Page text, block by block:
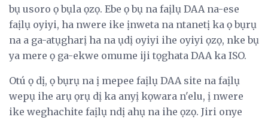
bụ usoro ọ bụla ọzọ. Ebe ọ bụ na faịlụ DAA na-ese
faịlụ oyiyi, ha nwere ike ịnweta na ntanetị ka ọ bụrụ
na a ga-atụgharị ha na ụdị oyiyi ihe oyiyi ọzọ, nke bụ
ya mere ọ ga-ekwe omume iji tọghata DAA ka ISO.
Otú ọ dị, ọ bụrụ na ị mepee faịlụ DAA site na faịlụ
wepụ ihe arụ ọrụ dị ka anyị kọwara n'elu, ị nwere
ike weghachite faịlụ ndị ahụ na ihe ọzọ. Jiri onye